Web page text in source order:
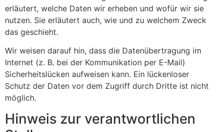
erläutert, welche Daten wir erheben und wofür wir sie
nutzen. Sie erläutert auch, wie und zu welchem Zweck
das geschieht.
Wir weisen darauf hin, dass die Datenübertragung im
Internet (z. B. bei der Kommunikation per E-Mail)
Sicherheitslücken aufweisen kann. Ein lückenloser
Schutz der Daten vor dem Zugriff durch Dritte ist nicht
möglich.
Hinweis zur verantwortlichen